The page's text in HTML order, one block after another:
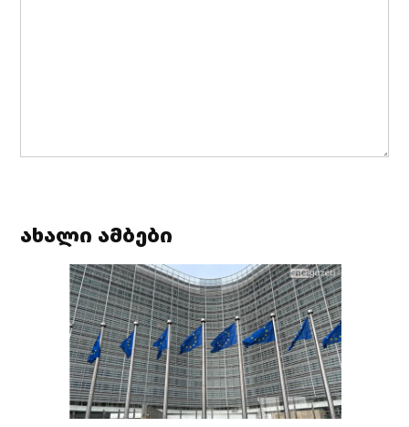
ახალი ამბები